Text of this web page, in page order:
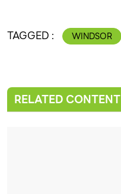
TAGGED : WINDSOR
RELATED CONTENT